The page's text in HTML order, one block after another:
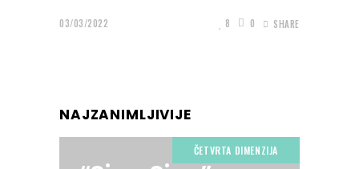
03/03/2022 8 0 SHARE
NAJZANIMLJIVIJE
ČETVRTA DIMENZIJA